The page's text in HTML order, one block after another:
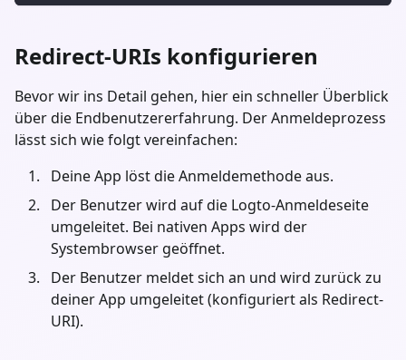
Redirect-URIs konfigurieren
Bevor wir ins Detail gehen, hier ein schneller Überblick
über die Endbenutzererfahrung. Der Anmeldeprozess
lässt sich wie folgt vereinfachen:
Deine App löst die Anmeldemethode aus.
Der Benutzer wird auf die Logto-Anmeldeseite
umgeleitet. Bei nativen Apps wird der
Systembrowser geöffnet.
Der Benutzer meldet sich an und wird zurück zu
deiner App umgeleitet (konfiguriert als Redirect-
URI).